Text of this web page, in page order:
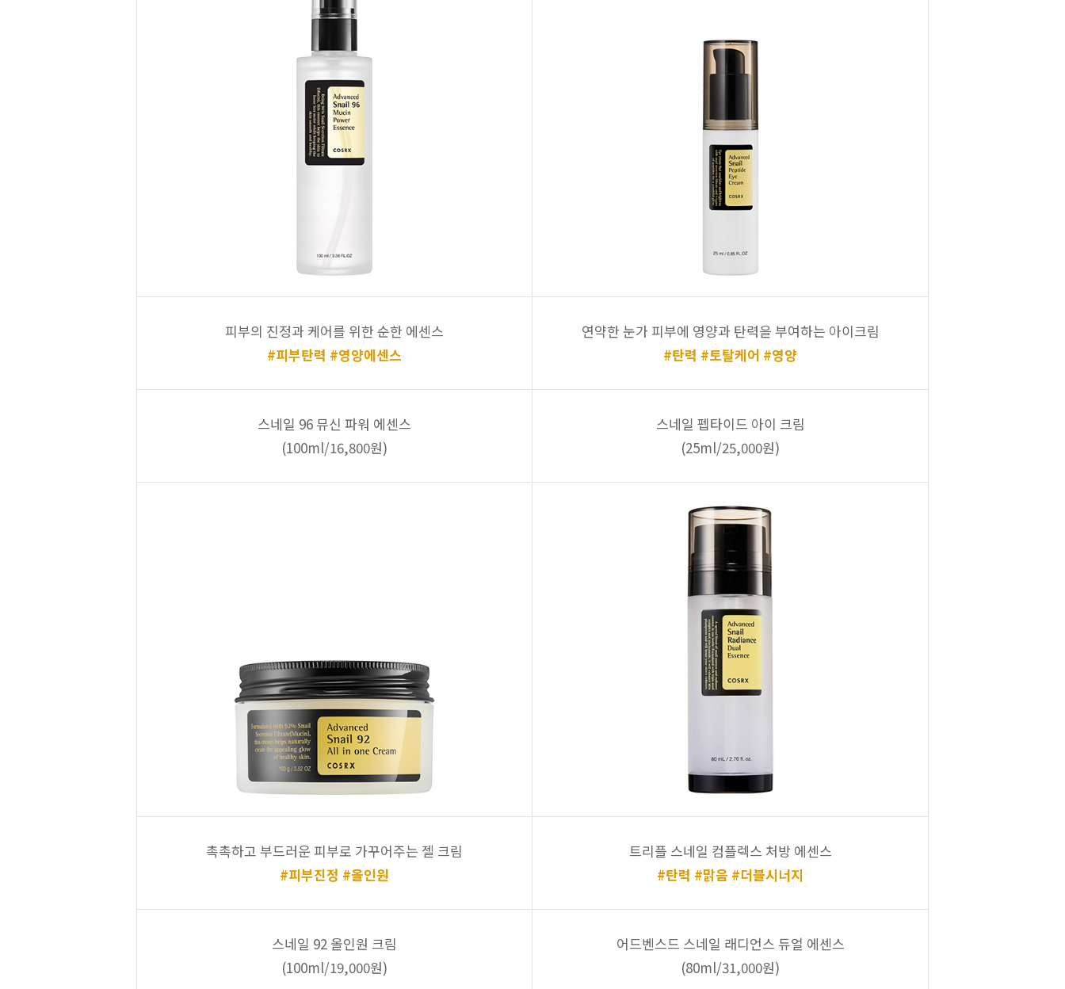
피부의 진정과 케어를 위한 순한 에센스
#피부탄력 #영양에센스
연약한 눈가 피부에 영양과 탄력을 부여하는 아이크림
#탄력 #토탈케어 #영양
스네일 96 뮤신 파워 에센스
(100ml/16,800원)
스네일 펩타이드 아이 크림
(25ml/25,000원)
촉촉하고 부드러운 피부로 가꾸어주는 젤 크림
#피부진정 #올인원
트리플 스네일 컴플렉스 처방 에센스
#탄력 #맑음 #더블시너지
스네일 92 올인원 크림
(100ml/19,000원)
어드벤스드 스네일 래디언스 듀얼 에센스
(80ml/31,000원)